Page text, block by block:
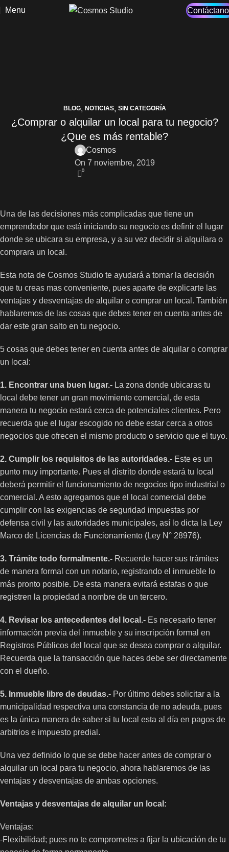
Menu
BLOG, NOTICIAS, SIN CATEGORÍA
¿Comprar o alquilar un local para tu negocio?
¿Que es más rentable?
Cosmos
On 7 noviembre, 2019
0
Una de las decisiones más complicadas que tiene un
emprendedor que está iniciando su negocio es definir el lugar
donde se ubicara su empresa, y a su vez decidir si alquilara o
comprara un local.
Esta nota de Cosmos Studio te ayudará a tomar la decisión
que tu creas mas conveniente, pues aparte de explicarte las
ventajas y desventajas de alquilar o comprar un local. También
hablaremos de las cosas que debes tener en cuenta antes de
dar este gran salto en tu negocio.
5 cosas que debes tener en cuenta antes de alquilar o comprar
un local:
1. Encontrar una buen lugar.- La zona donde ubicaras tu
local debe tener un gran movimiento comercial, de esta
manera tu negocio estará cerca de potenciales clientes. Pero
recuerda que el lugar escogido no debe estar cerca a otros
negocios que ofrecen el mismo producto o servicio que el tuyo.
2. Cumplir los requisitos de las autoridades.- Este es un
punto muy importante. Pues el distrito donde estará tu local
deberá permitir el funcionamiento de negocios tipo industrial o
comercial. A esto agregamos que el local comercial debe
cumplir con las exigencias de seguridad impuestas por
defensa civil y las autoridades municipales, así lo dicta la Ley
Marco de Licencias de Funcionamiento (Ley N° 28976).
3. Trámite todo formalmente.- Recuerde hacer sus trámites
de manera formal con un notario, registrando el inmueble lo
más pronto posible. De esta manera evitará estafas o que
registren la propiedad a nombre de un tercero.
4. Revisar los antecedentes del local.- Es necesario tener
información previa del inmueble y su inscripción formal en
Registros Públicos del local que se desea comprar o alquilar.
Recuerda que la transacción que haces debe ser directamente
con el dueño.
5. Inmueble libre de deudas.- Por último debes solicitar a la
municipalidad respectiva una constancia de no adeuda, pues
es la única manera de saber si tu local esta al día en pagos de
arbitrios e impuesto predial.
Una vez definido lo que se debe hacer antes de comprar o
alquilar un local para tu negocio, ahora hablaremos de las
ventajas y desventajas de ambas opciones.
Ventajas y desventajas de alquilar un local:
Ventajas:
-Flexibilidad; pues no te comprometes a fijar la ubicación de tu